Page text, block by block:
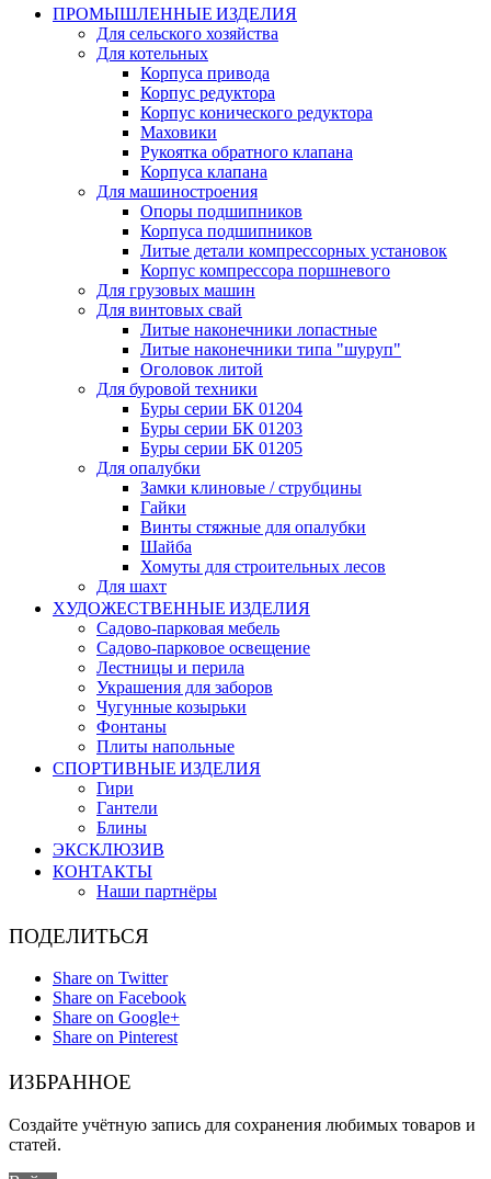
ПРОМЫШЛЕННЫЕ ИЗДЕЛИЯ
Для сельского хозяйства
Для котельных
Корпуса привода
Корпус редуктора
Корпус конического редуктора
Маховики
Рукоятка обратного клапана
Корпуса клапана
Для машиностроения
Опоры подшипников
Корпуса подшипников
Литые детали компрессорных установок
Корпус компрессора поршневого
Для грузовых машин
Для винтовых свай
Литые наконечники лопастные
Литые наконечники типа "шуруп"
Оголовок литой
Для буровой техники
Буры серии БК 01204
Буры серии БК 01203
Буры серии БК 01205
Для опалубки
Замки клиновые / струбцины
Гайки
Винты стяжные для опалубки
Шайба
Хомуты для строительных лесов
Для шахт
ХУДОЖЕСТВЕННЫЕ ИЗДЕЛИЯ
Садово-парковая мебель
Садово-парковое освещение
Лестницы и перила
Украшения для заборов
Чугунные козырьки
Фонтаны
Плиты напольные
СПОРТИВНЫЕ ИЗДЕЛИЯ
Гири
Гантели
Блины
ЭКСКЛЮЗИВ
КОНТАКТЫ
Наши партнёры
ПОДЕЛИТЬСЯ
Share on Twitter
Share on Facebook
Share on Google+
Share on Pinterest
ИЗБРАННОЕ
Создайте учётную запись для сохранения любимых товаров и
статей.